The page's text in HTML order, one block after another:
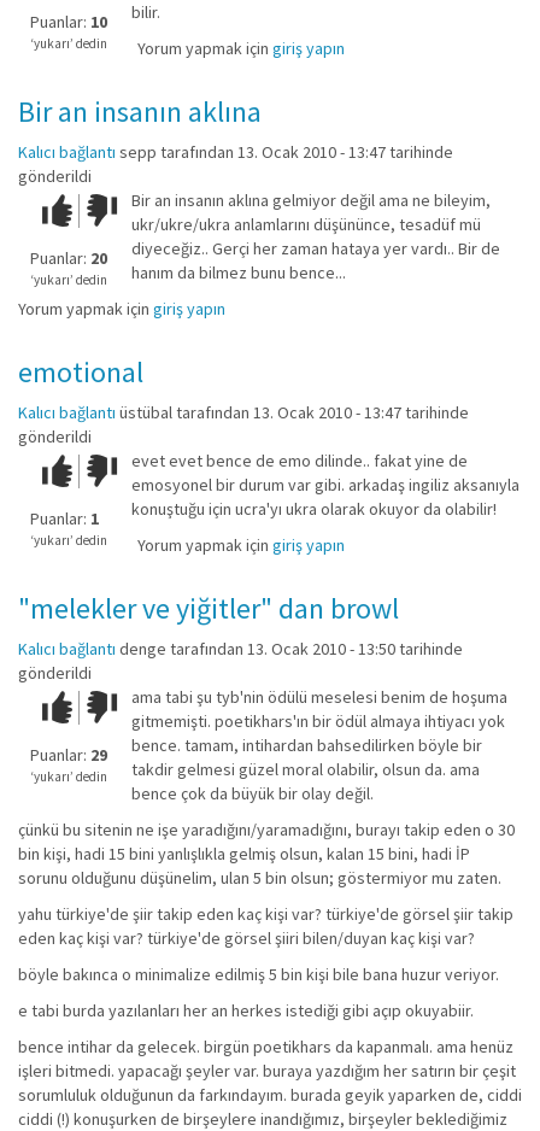
iyi
değil!
Puanlar: 10
‘yukarı’ dedin
bilir.
Yorum yapmak için giriş yapın
Bir an insanın aklına
Kalıcı bağlantı sepp tarafından 13. Ocak 2010 - 13:47 tarihinde
gönderildi
Çok iyi!O
kadar
iyi
değil!
Puanlar: 20
‘yukarı’ dedin
Bir an insanın aklına gelmiyor değil ama ne bileyim,
ukr/ukre/ukra anlamlarını düşününce, tesadüf mü
diyeceğiz.. Gerçi her zaman hataya yer vardı.. Bir de
hanım da bilmez bunu bence...
Yorum yapmak için giriş yapın
emotional
Kalıcı bağlantı üstübaltarafından 13. Ocak 2010 - 13:47 tarihinde
gönderildi
Çok iyi!O
kadar
iyi
değil!
Puanlar: 1
‘yukarı’ dedin
evet evet bence de emo dilinde.. fakat yine de
emosyonel bir durum var gibi. arkadaş ingiliz aksanıyla
konuştuğu için ucra'yı ukra olarak okuyor da olabilir!
Yorum yapmak için giriş yapın
"melekler ve yiğitler" dan browl
Kalıcı bağlantı denge tarafından 13. Ocak 2010 - 13:50 tarihinde
gönderildi
Çok iyi!O
kadar
iyi
değil!
Puanlar: 29
‘yukarı’ dedin
ama tabi şu tyb'nin ödülü meselesi benim de hoşuma
gitmemişti. poetikhars'ın bir ödül almaya ihtiyacı yok
bence. tamam, intihardan bahsedilirken böyle bir
takdir gelmesi güzel moral olabilir, olsun da. ama
bence çok da büyük bir olay değil.
çünkü bu sitenin ne işe yaradığını/yaramadığını, burayı takip eden o 30
bin kişi, hadi 15 bini yanlışlıkla gelmiş olsun, kalan 15 bini, hadi İP
sorunu olduğunu düşünelim, ulan 5 bin olsun; göstermiyor mu zaten.
yahu türkiye'de şiir takip eden kaç kişi var? türkiye'de görsel şiir takip
eden kaç kişi var? türkiye'de görsel şiiri bilen/duyan kaç kişi var?
böyle bakınca o minimalize edilmiş 5 bin kişi bile bana huzur veriyor.
e tabi burda yazılanları her an herkes istediği gibi açıp okuyabiir.
bence intihar da gelecek. birgün poetikhars da kapanmalı. ama henüz
işleri bitmedi. yapacağı şeyler var. buraya yazdığım her satırın bir çeşit
sorumluluk olduğunun da farkındayım. burada geyik yaparken de, ciddi
ciddi (!) konuşurken de birşeylere inandığımız, birşeyler beklediğimiz